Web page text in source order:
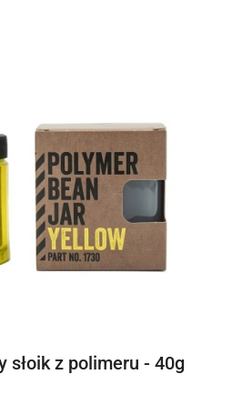
słoik z polimeru - 40g